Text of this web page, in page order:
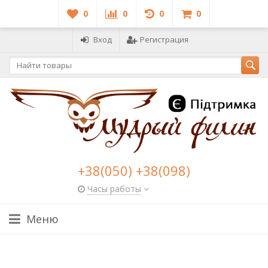
0 0 0 0
Вход Регистрация
+38(050) +38(098)
Часы работы
Меню